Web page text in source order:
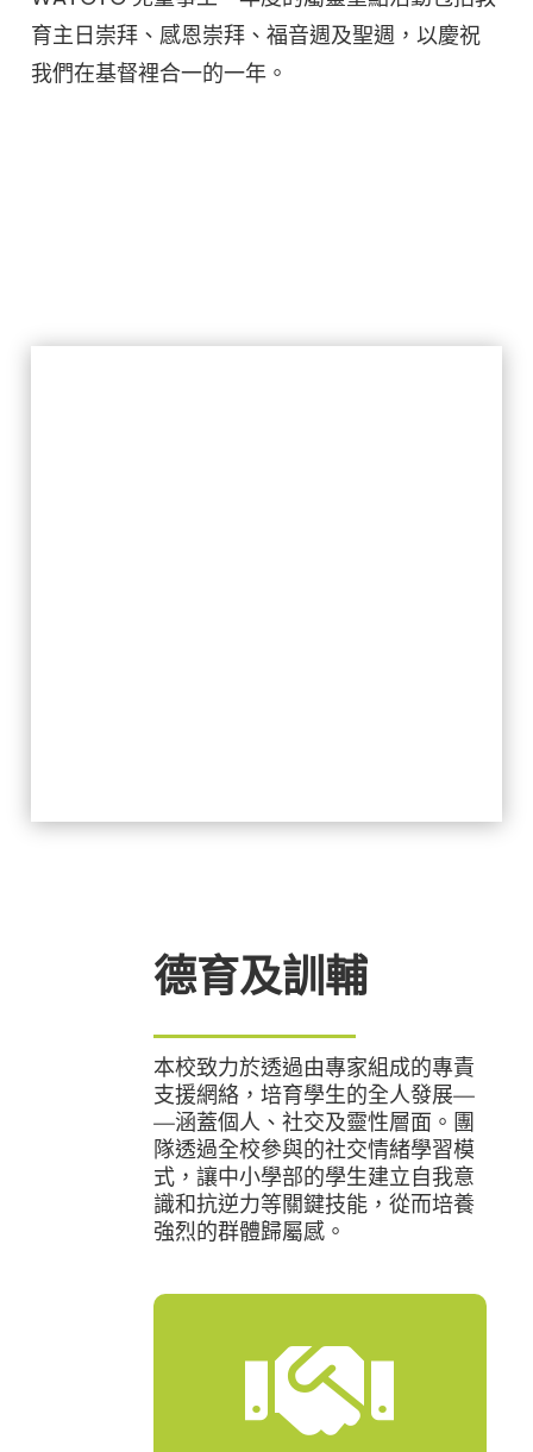
育主日崇拜、感恩崇拜、福音週及聖週，以慶祝
我們在基督裡合一的一年。
德育及訓輔
本校致力於透過由專家組成的專責
支援網絡，培育學生的全人發展—
—涵蓋個人、社交及靈性層面。 團
隊透過全校參與的社交情緒學習模
式，讓中小學部的學生建立自我意
識和抗逆力等關鍵技能，從而培養
強烈的群體歸屬感。
